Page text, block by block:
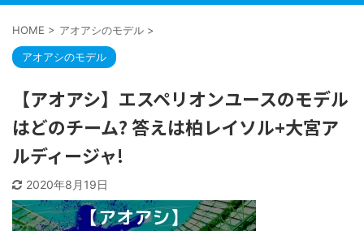
HOME > アオアシのモデル >
アオアシのモデル
【アオアシ】エスペリオンユースのモデル
はどのチーム? 答えは柏レイソル+大宮ア
ルディージャ!
2020年8月19日